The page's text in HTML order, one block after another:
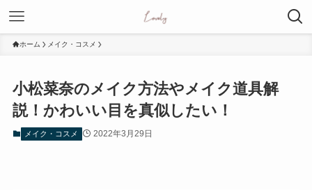
ホーム メイク・コスメ
小松菜奈のメイク方法やメイク道具解
説！かわいい目を真似したい！
メイク・コスメ 2022年3月29日